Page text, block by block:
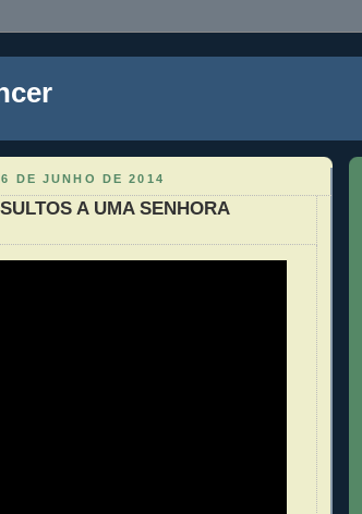
DE JUNHO DE 2014
A UMA SENHORA